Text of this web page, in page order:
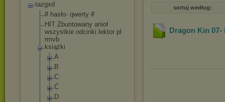
tazgxd
# hasło- qwerty #
HIT Zbuntowany anioł
wszystkie odcinki lektor pl
rmvb
książki
A
B
C
Ć
D
sortuj według:
Dragon Kin 07-